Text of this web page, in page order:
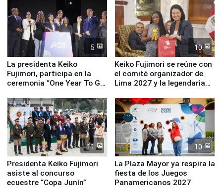
5
La presidenta Keiko
Fujimori, participa en la
ceremonia “One Year To Go
10
Keiko Fujimori se reúne con
el comité organizador de
Lima 2027 y la legendaria
11
Presidenta Keiko Fujimori
asiste al concurso
ecuestre “Copa Junín”
10
La Plaza Mayor ya respira la
fiesta de los Juegos
Panamericanos 2027